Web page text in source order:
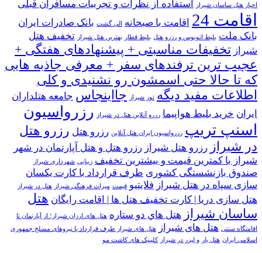
اخبار هتل ساسان شیراز استفاده از نظرات و تجربیات مسافران قبلی
اقامت 24 اقامت با صبحانه الی گشت بانک صادرات ایران
بانک ملت بلیط اتوبوس و رزرو هتل بلیط قطار بهترین هتل شیراز
تخفيف هتل
شيراز تخفیفات مناسبتی + پیشنهادهای هفتگی +
عجیب ترین ترفندهای سفر + معرفی جاذبه هایی
که تا حالا حتی اسمشون رو نشنیدی و کلی
اطلاعات مفید دیگه تور شیراز جااینجاس جامعه هتلداران
ایران خرید بلیط هواپیما رزرو آنلاین هتل در شیراز
رزرواسیون
اسنپ تریپ رزرواسیون ایران هتل آنلاین رزرو هتل رزرو هتل
در شیراز رزرو هتل شیراز رزرو هتل و هتل آپارتمان در شهر
شیراز با کمترین قیمت و بیشترین تخفیف زیبایی شهرداری شیراز
صندوق بازنشستگی کشوری طرف قرارداد با کارت یکسان
سازی سپاه در هتل شیراز فلایتیو قیمت میراث فرهنگی شیراز هتل در شیراز
هتل سازی دریا | کارت تخفیف هتل ها | اقامت رایگان هتل
ساسان شیراز هتل هاي دو ستاره هتل های ارزان شیراز؛ از آپارتمان تا
اقامتگاه سنتی هتل های شیراز
هتل های شیراز طرف قرارداد با نیروهای مسلح جمهوری
اسلامی ایران هتل یار و لیزر در شیراز کلینیک های کاشت مو